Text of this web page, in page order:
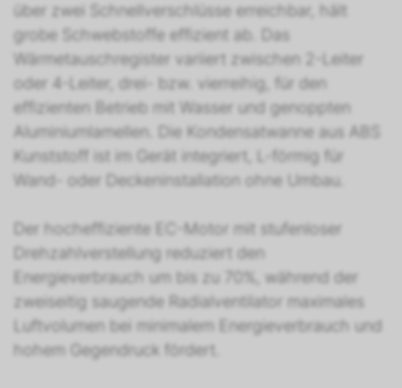
über zwei Schnellverschlüsse erreichbar, hält
grobe Schwebstoffe effizient ab. Das
Wärmetauschregister variiert zwischen 2-Leiter
oder 4-Leiter, drei- bzw. vierreihig, für den
effizienten Betrieb mit Wasser und genoppten
Aluminiumlamellen. Die Kondensatwanne aus ABS
Kunststoff ist im Gerät integriert, L-förmig für
Wand- oder Deckeninstallation ohne Umbau.
Der hocheffiziente EC-Motor mit stufenloser
Drehzahlverstellung reduziert den
Energieverbrauch um bis zu 70%, während der
zweiseitig saugende Radialventilator maximales
Luftvolumen bei minimalem Energieverbrauch und
hohem Gegendruck fördert.